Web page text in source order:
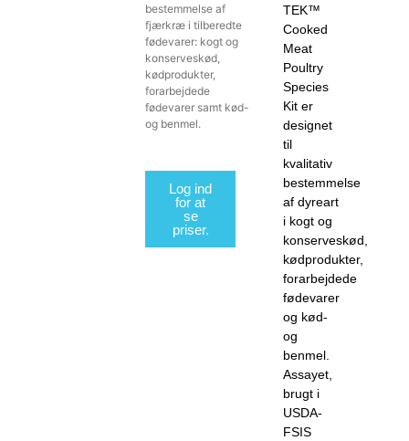
bestemmelse af
fjærkræ i tilberedte
fødevarer: kogt og
konserveskød,
kødprodukter,
forarbejdede
fødevarer samt kød-
og benmel.
Log ind
for at
se
priser.
TEK™
Cooked
Meat
Poultry
Species
Kit er
designet
til
kvalitativ
bestemmelse
af dyreart
i kogt og
konserveskød,
kødprodukter,
forarbejdede
fødevarer
og kød-
og
benmel.
Assayet,
brugt i
USDA-
FSIS